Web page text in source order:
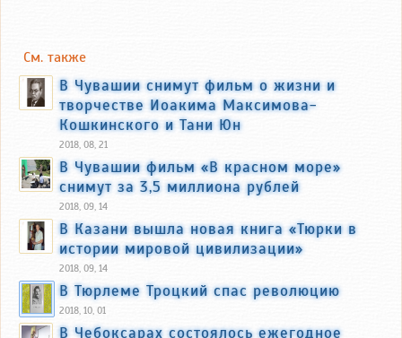
См. также
В Чувашии снимут фильм о жизни и
творчестве Иоакима Максимова-
Кошкинского и Тани Юн
2018, 08, 21
В Чувашии фильм «В красном море»
снимут за 3,5 миллиона рублей
2018, 09, 14
В Казани вышла новая книга «Тюрки в
истории мировой цивилизации»
2018, 09, 14
В Тюрлеме Троцкий спас революцию
2018, 10, 01
В Чебоксарах состоялось ежегодное